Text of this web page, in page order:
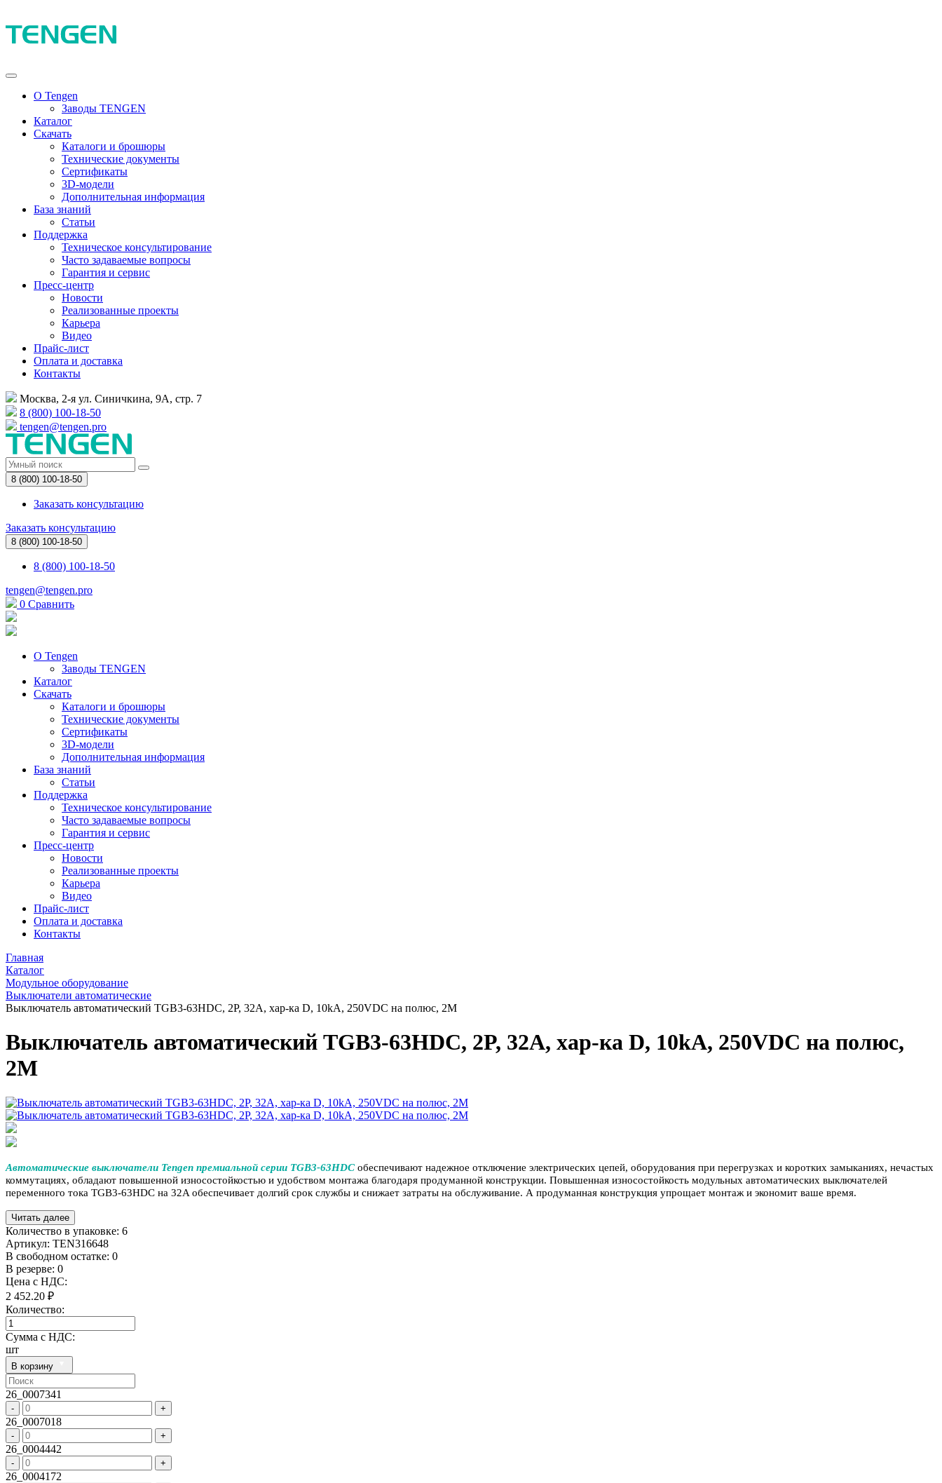
О Tengen
Заводы TENGEN
Каталог
Скачать
Каталоги и брошюры
Технические документы
Сертификаты
3D-модели
Дополнительная информация
База знаний
Статьи
Поддержка
Техническое консультирование
Часто задаваемые вопросы
Гарантия и сервис
Пресс-центр
Новости
Реализованные проекты
Карьера
Видео
Прайс-лист
Оплата и доставка
Контакты
Москва, 2-я ул. Синичкина, 9А, стр. 7
8 (800) 100-18-50
tengen@tengen.pro
8 (800) 100-18-50
Заказать консультацию
Заказать консультацию
8 (800) 100-18-50
8 (800) 100-18-50
tengen@tengen.pro
0 Сравнить
О Tengen
Заводы TENGEN
Каталог
Скачать
Каталоги и брошюры
Технические документы
Сертификаты
3D-модели
Дополнительная информация
База знаний
Статьи
Поддержка
Техническое консультирование
Часто задаваемые вопросы
Гарантия и сервис
Пресс-центр
Новости
Реализованные проекты
Карьера
Видео
Прайс-лист
Оплата и доставка
Контакты
Главная
Каталог
Модульное оборудование
Выключатели автоматические
Выключатель автоматический TGB3-63HDC, 2P, 32A, хар-ка D, 10kA, 250VDC на полюс, 2M
Выключатель автоматический TGB3-63HDC, 2P, 32A, хар-ка D, 10kA, 250VDC на полюс,
2M
Автоматические выключатели Tengen премиальной серии TGB3-63HDC обеспечивают надежное отключение электрических цепей, оборудования при перегрузках и коротких замыканиях, нечастых
коммутациях, обладают повышенной износостойкостью и удобством монтажа благодаря продуманной конструкции. Повышенная износостойкость модульных автоматических выключателей
переменного тока TGB3-63HDC на 32A обеспечивает долгий срок службы и снижает затраты на обслуживание. А продуманная конструкция упрощает монтаж и экономит ваше время.
Читать далее
Количество в упаковке: 6
Артикул: TEN316648
В свободном остатке: 0
В резерве: 0
Цена с НДС:
2 452.20 ₽
Количество:
Сумма с НДС:
шт
В корзину
26_0007341
- +
26_0007018
- +
26_0004442
- +
26_0004172